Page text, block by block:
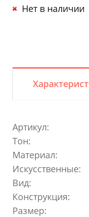
Нет в наличии
Артикул:
Тон:
Материал:
Искусственные:
Вид:
Конструкция:
Размер: